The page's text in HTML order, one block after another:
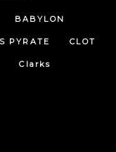
BABYLON
PYRATE CLOT
Clarks